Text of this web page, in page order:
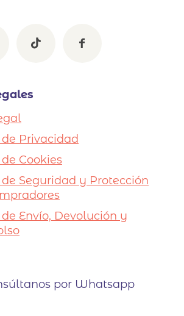
Privacidad
Cookies
Seguridad y Protección
Envío, Devolución y
por Whatsapp